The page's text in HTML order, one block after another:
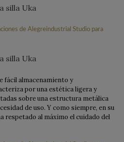
silla Uka
silla Uka
fácil almacenamiento y
por una estética ligera y
sobre una estructura metálica
de uso. Y como siempre, en su
respetado al máximo el cuidado del